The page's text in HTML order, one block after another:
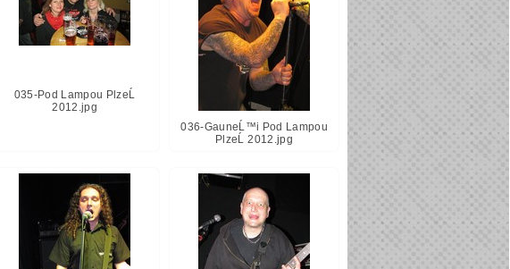
035-Pod Lampou PlzeĹ
2012.jpg
036-GauneĹ™i Pod Lampou
PlzeĹ 2012.jpg